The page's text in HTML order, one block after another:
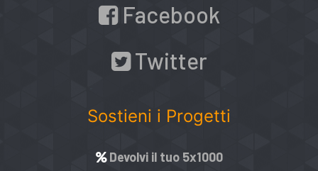
Facebook
Twitter
Sostieni i Progetti
Devolvi il tuo 5x1000